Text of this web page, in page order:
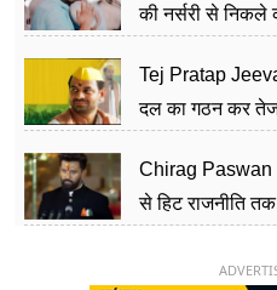
की नर्सरी से निकले
Tej Pratap
दल का गठन कर तेज
Chirag Paswan
से हिट राजनीति